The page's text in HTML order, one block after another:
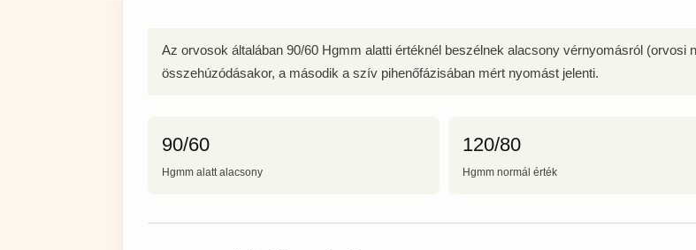
Az orvosok általában 90/60 Hgmm alatti értéknél beszélnek alacsony vérnyomásról (orvosi
összehúzódásakor, a második a szív pihenőfázisában mért nyomást jelenti.
90/60
Hgmm alatt alacsony
120/80
Hgmm normál érték